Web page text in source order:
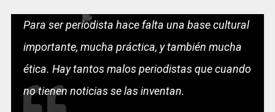
Para ser periodista hace falta una base cultural
importante, mucha práctica, y también mucha
ética. Hay tantos malos periodistas que cuando
no tienen noticias se las inventan.